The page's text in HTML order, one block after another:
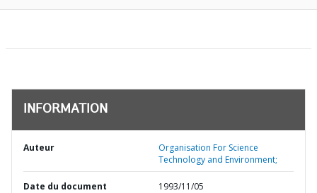
INFORMATION
Auteur
Organisation For Science
Technology and Environment;
Date du document 1993/11/05